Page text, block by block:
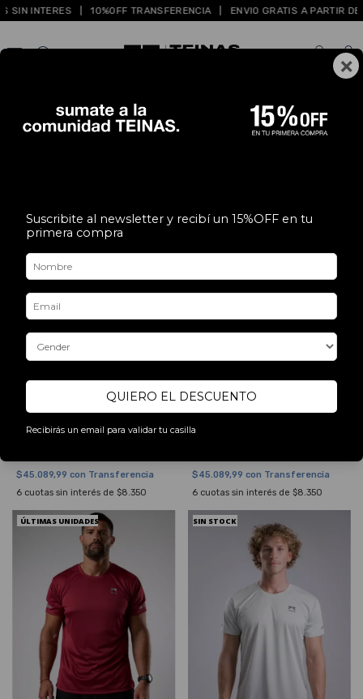
| 10%OFF TRANSFERENCIA | ENVIO GRATIS A PARTIR DE $119.999 |
0
HOMBRE RUNNING GYM LIFESTYLE
REMERA DESIGNED KOTAHI -
NEGRO
$45.089,99 con Transferencia
6 cuotas sin interés de $8.350
AZUL MARINO
$45.089,99 con Transferencia
6 cuotas sin interés de $8.350
ÚLTIMAS UNIDADES SIN STOCK
×
Suscribite al newsletter y recibí un 15%OFF en tu
primera compra
QUIERO EL DESCUENTO
Recibirás un email para validar tu casilla